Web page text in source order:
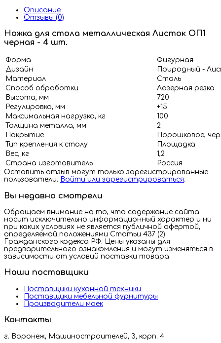
Описание
Отзывы (0)
Ножка для стола металлическая Листок ОП1
черная - 4 шт.
Форма
Фигурная
Дизайн
Природный -
Материал
Сталь
Способ обработки
Лазерная резка
Высота, мм
720
Регулировка, мм
+15
Максимальная нагрузка, кг
100
Толщина металла, мм
2
Покрытие
Порошковое,
Тип крепления к столу
Площадка
Вес, кг
1,2
Страна изготовитель
Россия
Оставить отзыв могут только зарегистрированные
пользователи. Войти или зарегистрироваться.
Вы недавно смотрели
Обращаем внимание на то, что содержание сайта
носит исключительно информационный характер и ни
при каких условиях не является публичной офертой,
определяемой положениями Статьи 437 (2)
Гражданского кодекса РФ. Цены указаны для
предварительного ознакомления и могут изменяться в
зависимости от условий поставки товара.
Наши поставщики
Поставщики кухонной техники
Поставщики мебельной фурнитуры
Производители моек
Контакты
г. Воронеж, Машиностроителей, 3, корп. 4